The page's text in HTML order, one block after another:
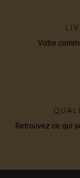
Votre
Retrouvez ce qui